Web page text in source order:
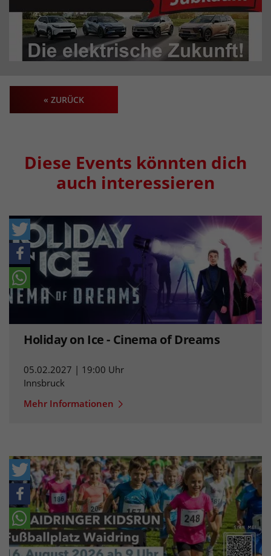
« ZURÜCK
Diese Events könnten dich
auch interessieren
Holiday on Ice - Cinema of Dreams
05.02.2027 | 19:00 Uhr
Innsbruck
Mehr Informationen